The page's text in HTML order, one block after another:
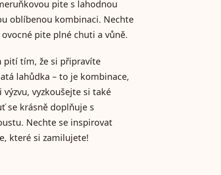
pite s lahodnou
oblíbenou kombinaci. Nechte
pite plné chuti a vůně.
pití tím, že si připravíte
lahůdka – to je kombinace,
vyzkoušejte si také
se krásně doplňuje s
Nechte se inspirovat
které si zamilujete!